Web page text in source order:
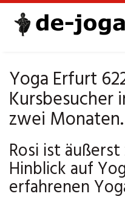
Yoga Erfurt
Kursbesucher
zwei Monaten.
Rosi ist
Hinblick auf
erfahrenen